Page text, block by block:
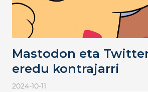
Mastodon eta
eredu kontrajarri
2024-10-11